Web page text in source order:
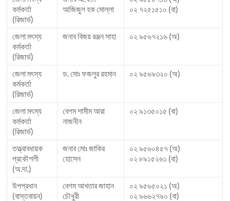
কর্মকর্তা
(রিজার্ভ)
আজিজুল হক মোল্লা
০২ ৭২৫১৫১০ (বা)
জেলা মৎস্য
কর্মকর্তা
(রিজার্ভ)
জনাব বিজয় রঞ্জন সাহা ০২ ৯৫৬৭২১৬ (অ)
জেলা মৎস্য
কর্মকর্তা
(রিজার্ভ)
ড. মোঃ ফজলুর রহমান ০২ ৯৫৬৯৩২০ (অ)
জেলা মৎস্য
কর্মকর্তা
(রিজার্ভ)
বেগম শামীম আরা
নাজনীন
০২ ৯১৩৫০১৫ (বা)
তত্ত্বাবধায়ক
প্রকৌশলী
(অ.দা.)
জনাব মোঃ জাকির
হোসেন
০২ ৯৫৬০৪৫৭ (অ)
০২ ৮৯১৫২৬১ (বা)
উপপ্রধান
(বাস্তবায়ন)
বেগম আখতার জাহান
চৌধুরী
০২ ৯৫৬৫০২১ (অ)
০২ ৯৬৬২৭৯০ (বা)